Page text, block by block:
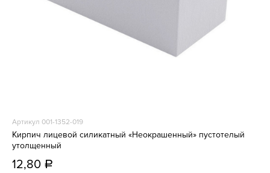
Артикул 001-1352-019
Кирпич лицевой силикатный «Неокрашенный» пустотелый
утолщенный
12,80 a